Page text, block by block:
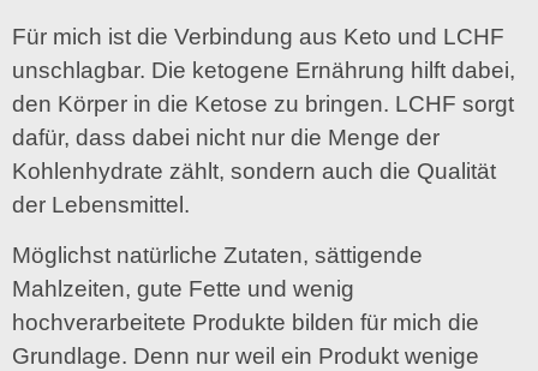
Für mich ist die Verbindung aus Keto und LCHF
unschlagbar. Die ketogene Ernährung hilft dabei,
den Körper in die Ketose zu bringen. LCHF sorgt
dafür, dass dabei nicht nur die Menge der
Kohlenhydrate zählt, sondern auch die Qualität
der Lebensmittel.
Möglichst natürliche Zutaten, sättigende
Mahlzeiten, gute Fette und wenig
hochverarbeitete Produkte bilden für mich die
Grundlage. Denn nur weil ein Produkt wenige